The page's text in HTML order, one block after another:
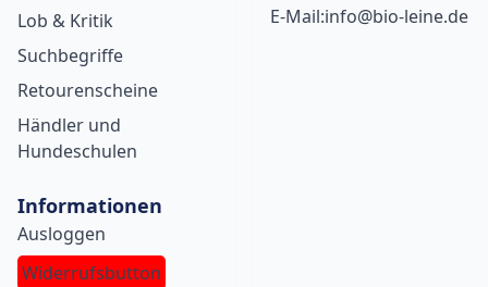
Lob & Kritik
Suchbegriffe
Retourenscheine
Händler und
Hundeschulen
Informationen
Ausloggen
Widerrufsbutton
E-Mail:info@bio-leine.de